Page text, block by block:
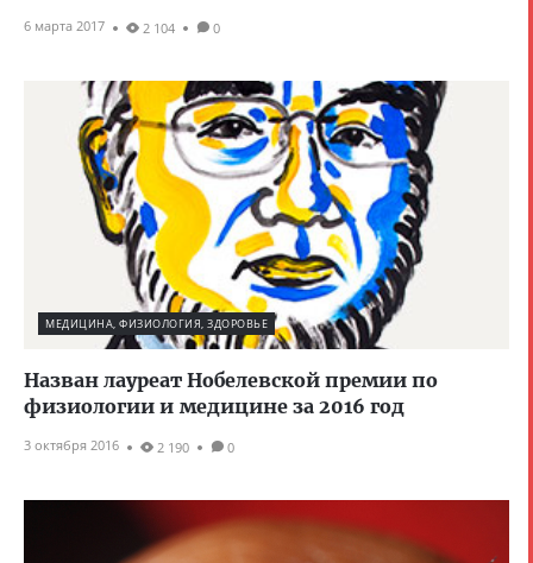
6 марта 2017 2 104 0
МЕДИЦИНА, ФИЗИОЛОГИЯ, ЗДОРОВЬЕ
Назван лауреат Нобелевской премии по
физиологии и медицине за 2016 год
3 октября 2016 2 190 0